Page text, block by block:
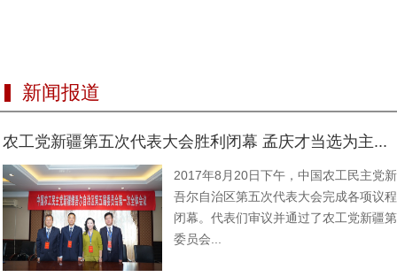
新闻报道
农工党新疆第五次代表大会胜利闭幕 孟庆才当选为主...
2017年8月20日下午，中国农工民主党
吾尔自治区第五次代表大会完成各项议
闭幕。代表们审议并通过了农工党新疆
委员会...